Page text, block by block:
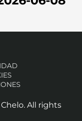
All rights